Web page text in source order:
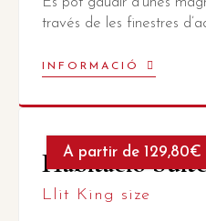
través de les finestres
INFORMACIÓ
A partir de 129,80€
Habitació
Llit King size